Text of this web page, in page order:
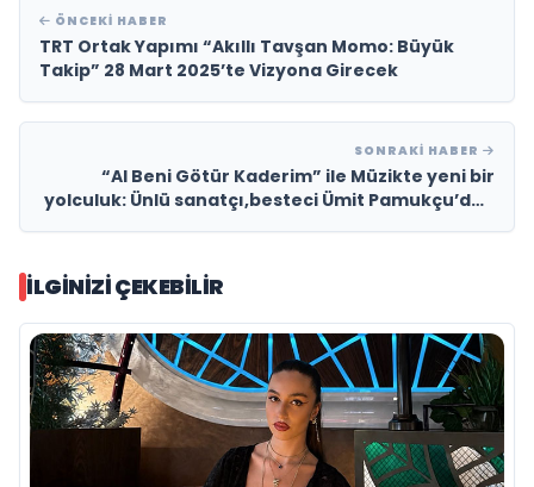
ÖNCEKI HABER
TRT Ortak Yapımı “Akıllı Tavşan Momo: Büyük
Takip” 28 Mart 2025’te Vizyona Girecek
SONRAKI HABER
“Al Beni Götür Kaderim” ile Müzikte yeni bir
yolculuk: Ünlü sanatçı,besteci Ümit Pamukçu’dan
İLGINIZI ÇEKEBILIR